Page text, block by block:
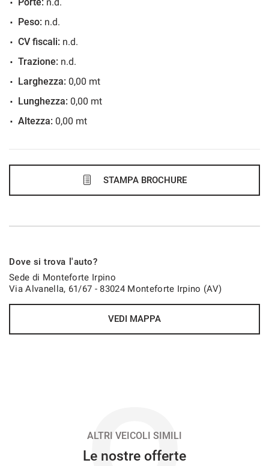
48 Mesi
598€/mese
48 Mesi
600€/mese
48 Mesi
VEDI
620€/mese
Peso: n.d.
CV fiscali: n.d.
Trazione: n.d.
Larghezza: 0,00 mt
Lunghezza: 0,00 mt
Altezza: 0,00 mt
STAMPA BROCHURE
Dove si trova l'auto?
Sede di Monteforte Irpino
Via Alvanella, 61/67 - 83024 Monteforte Irpino (AV)
VEDI MAPPA
ALTRI VEICOLI SIMILI
Le nostre offerte